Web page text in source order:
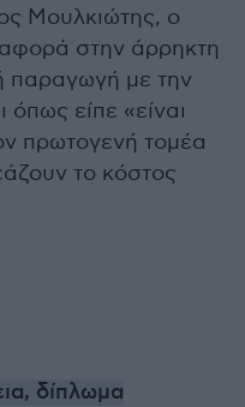
Μουλκιώτης, ο
στην άρρηκτη
παραγωγή με την
όπως είπε «είναι
πρωτογενή τομέα
το κόστος
δίπλωμα